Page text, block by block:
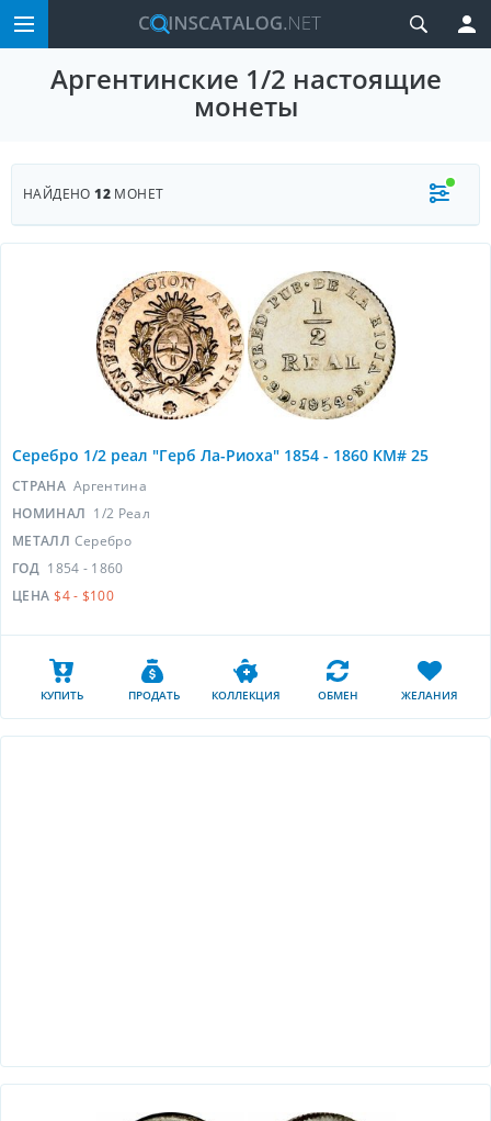
Аргентинские 1/2 настоящие
монеты
НАЙДЕНО12 МОНЕТ
Серебро 1/2 реал "Герб Ла-Риоха" 1854 - 1860 KM# 25
СТРАНА Аргентина
НОМИНАЛ 1/2 Реал
МЕТАЛЛ Серебро
ГОД 1854 - 1860
ЦЕНА $4 - $100
КУПИТЬ ПРОДАТЬ КОЛЛЕКЦИЯ ОБМЕН ЖЕЛАНИЯ